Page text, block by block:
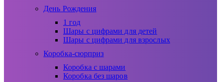
День Рождения
1 год
Шары с цифрами для детей
Шары с цифрами для взрослых
Коробка-сюрприз
Коробка с шарами
Коробка без шаров